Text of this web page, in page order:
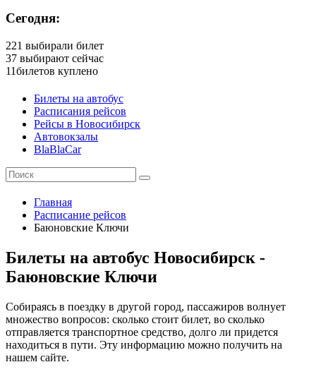
Сегодня:
221 выбирали билет
37 выбирают сейчас
11билетов куплено
Билеты на автобус
Расписания рейсов
Рейсы в Новосибирск
Автовокзалы
BlaBlaCar
Главная
Расписание рейсов
Баюновские Ключи
Билеты на автобус Новосибирск -
Баюновские Ключи
Собираясь в поездку в другой город, пассажиров волнует
множество вопросов: сколько стоит билет, во сколько
отправляется транспортное средство, долго ли придется
находиться в пути. Эту информацию можно получить на
нашем сайте.